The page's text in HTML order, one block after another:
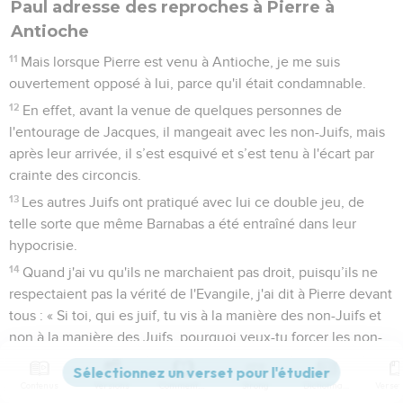
Paul adresse des reproches à Pierre à
Antioche
11 Mais lorsque Pierre est venu à Antioche, je me suis
ouvertement opposé à lui, parce qu'il était condamnable.
12 En effet, avant la venue de quelques personnes de
l'entourage de Jacques, il mangeait avec les non-Juifs, mais
après leur arrivée, il s’est esquivé et s’est tenu à l'écart par
crainte des circoncis.
13 Les autres Juifs ont pratiqué avec lui ce double jeu, de
telle sorte que même Barnabas a été entraîné dans leur
hypocrisie.
14 Quand j'ai vu qu'ils ne marchaient pas droit, puisqu’ils ne
respectaient pas la vérité de l'Evangile, j'ai dit à Pierre devant
tous : « Si toi, qui es juif, tu vis à la manière des non-Juifs et
non à la manière des Juifs, pourquoi veux-tu forcer les non-
Juifs à se comporter comme des Juifs ?
Versions Commentaires Strong